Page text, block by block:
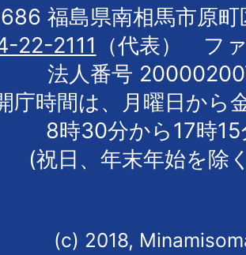
福島県南相馬市原町
22-2111
（代表） フ
法人番号
庁時間は、月曜日から
8時30分から17時
(祝日、年末年始を除
(c) 2018,